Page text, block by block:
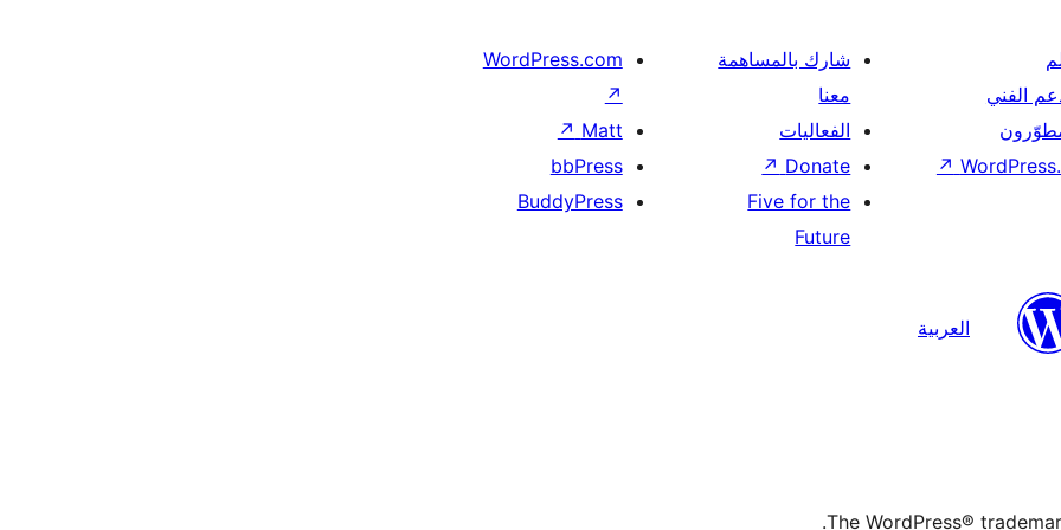
الفني
↗
شارك بالمساهمة
معنا
الفعاليات
Donate
↗
Five for the
Future
WordPress.com
↗
Matt
↗
bbPress
BuddyPress
العربية
The WordPress®